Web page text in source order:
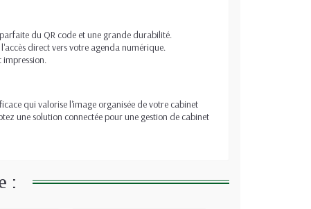
du QR code et une grande durabilité.
direct vers votre agenda numérique.
impression.
qui valorise l'image organisée de votre cabinet
une solution connectée pour une gestion de cabinet
: